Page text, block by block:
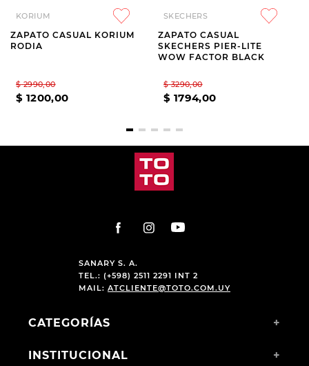
KORIUM
ZAPATO CASUAL KORIUM
RODIA
$ 2990,00
$ 1200,00
SKECHERS
ZAPATO CASUAL
SKECHERS PIER-LITE
WOW FACTOR BLACK
$ 3290,00
$ 1794,00
SANARY S. A.
TEL.: (+598) 2511 2291 INT 2
MAIL: ATCLIENTE@TOTO.COM.UY
CATEGORÍAS +
INSTITUCIONAL +